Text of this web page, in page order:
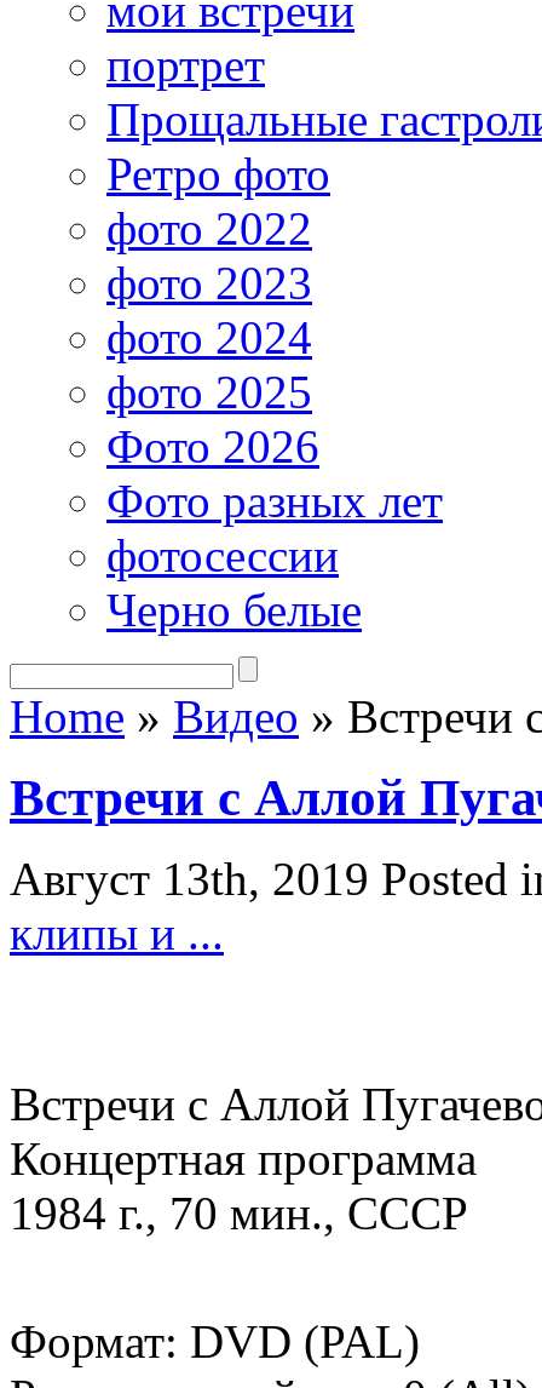
портрет
Прощальные
Ретро фото
фото 2022
фото 2023
фото 2024
фото 2025
Фото 2026
Фото разных лет
фотосессии
Черно белые
Home » Видео » Встречи
Встречи с Аллой
Август 13th, 2019 Posted
клипы и ...
Встречи с Аллой
Концертная программа
1984 г., 70 мин., СССР
Формат: DVD (PAL)